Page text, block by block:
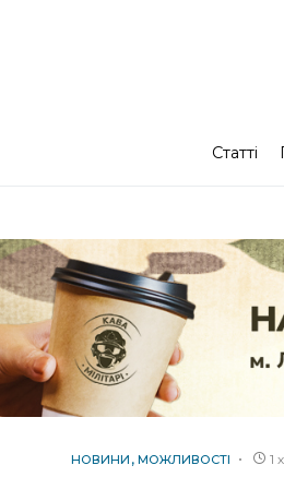
Статті
НОВИНИ МОЖЛИВОСТІ 1